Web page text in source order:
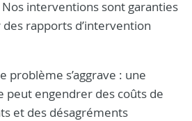
interventions sont garanties
rapports d’intervention
problème s’aggrave : une
peut engendrer des coûts de
et des désagréments